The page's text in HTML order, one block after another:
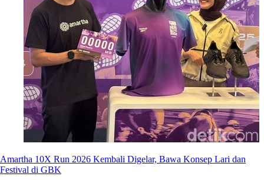
Amartha 10X Run 2026 Kembali Digelar, Bawa Konsep Lari dan
Festival di GBK